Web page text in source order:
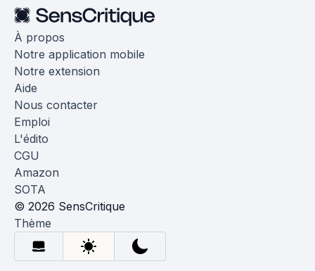
À propos
Notre application mobile
Notre extension
Aide
Nous contacter
Emploi
L'édito
CGU
Amazon
SOTA
© 2026 SensCritique
Thème